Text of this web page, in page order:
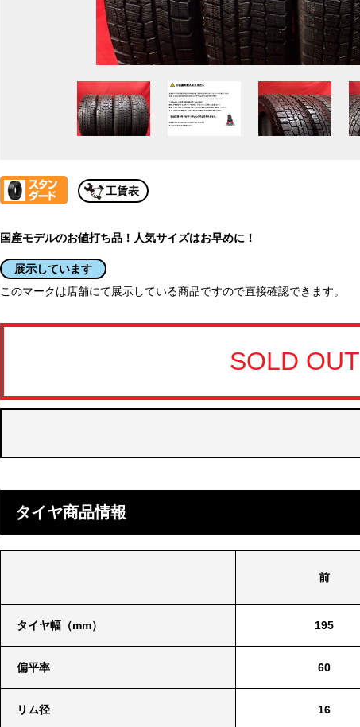
工賃表
国産モデルのお値打ち品！人気サイズはお早めに！
展示しています
このマークは店舗にて展示している商品ですので直接確認できます。
SOLD OUT
タイヤ商品情報
前
タイヤ幅（mm） 195
偏平率 60
リム径 16